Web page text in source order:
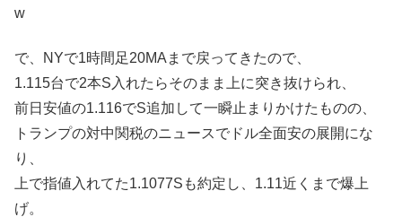
w
で、NYで1時間足20MAまで戻ってきたので、
1.115台で2本S入れたらそのまま上に突き抜けられ、
前日安値の1.116でS追加して一瞬止まりかけたものの、
トランプの対中関税のニュースでドル全面安の展開にな
り、
上で指値入れてた1.1077Sも約定し、1.11近くまで爆上
げ。